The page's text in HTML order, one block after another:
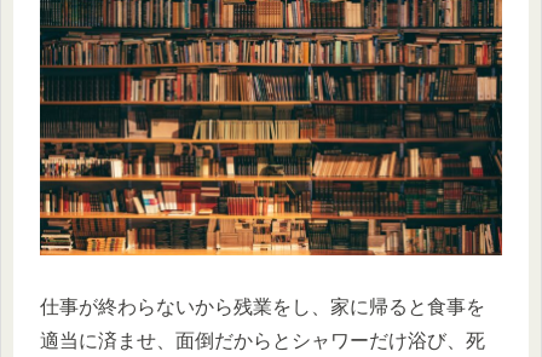
仕事が終わらないから残業をし、家に帰ると食事を
適当に済ませ、面倒だからとシャワーだけ浴び、死